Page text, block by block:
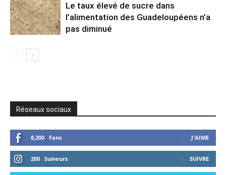
Le taux élevé de sucre dans
l’alimentation des Guadeloupéens n’a
pas diminué
Réseaux sociaux
8,200 Fans J'AIME
200 Suiveurs SUIVRE